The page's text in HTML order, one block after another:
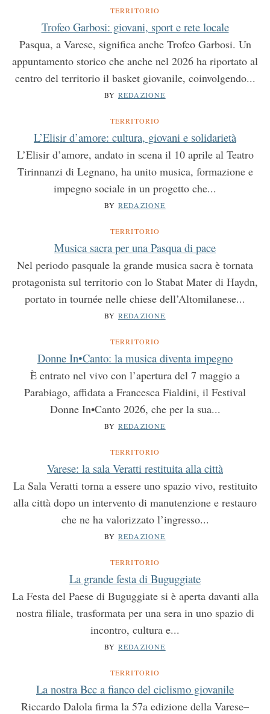
TERRITORIO
Trofeo Garbosi: giovani, sport e rete locale
Pasqua, a Varese, significa anche Trofeo Garbosi. Un
appuntamento storico che anche nel 2026 ha riportato al
centro del territorio il basket giovanile, coinvolgendo...
BY REDAZIONE
TERRITORIO
L’Elisir d’amore: cultura, giovani e solidarietà
L’Elisir d’amore, andato in scena il 10 aprile al Teatro
Tirinnanzi di Legnano, ha unito musica, formazione e
impegno sociale in un progetto che...
BY REDAZIONE
TERRITORIO
Musica sacra per una Pasqua di pace
Nel periodo pasquale la grande musica sacra è tornata
protagonista sul territorio con lo Stabat Mater di Haydn,
portato in tournée nelle chiese dell’Altomilanese...
BY REDAZIONE
TERRITORIO
Donne In•Canto: la musica diventa impegno
È entrato nel vivo con l’apertura del 7 maggio a
Parabiago, affidata a Francesca Fialdini, il Festival
Donne In•Canto 2026, che per la sua...
BY REDAZIONE
TERRITORIO
Varese: la sala Veratti restituita alla città
La Sala Veratti torna a essere uno spazio vivo, restituito
alla città dopo un intervento di manutenzione e restauro
che ne ha valorizzato l’ingresso...
BY REDAZIONE
TERRITORIO
La grande festa di Buguggiate
La Festa del Paese di Buguggiate si è aperta davanti alla
nostra filiale, trasformata per una sera in uno spazio di
incontro, cultura e...
BY REDAZIONE
TERRITORIO
La nostra Bcc a fianco del ciclismo giovanile
Riccardo Dalola firma la 57a edizione della Varese–